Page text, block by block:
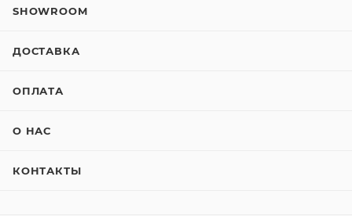
SHOWROOM
ДОСТАВКА
ОПЛАТА
О НАС
КОНТАКТЫ